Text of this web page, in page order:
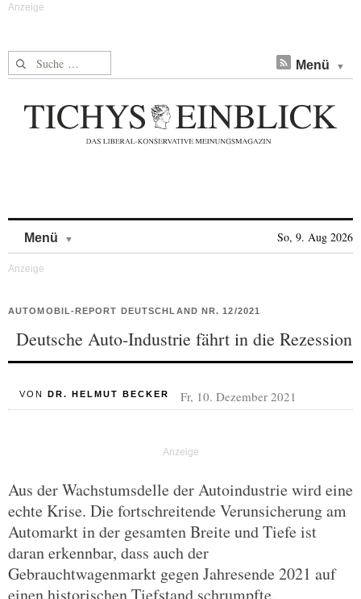
Suche nach: Menü
Menü So, 9. Aug 2026
AUTOMOBIL-REPORT DEUTSCHLAND NR. 12/2021
Deutsche Auto-Industrie fährt in die Rezession
VON DR. HELMUT BECKER Fr, 10. Dezember 2021
Aus der Wachstumsdelle der Autoindustrie wird eine
echte Krise. Die fortschreitende Verunsicherung am
Automarkt in der gesamten Breite und Tiefe ist
daran erkennbar, dass auch der
Gebrauchtwagenmarkt gegen Jahresende 2021 auf
einen historischen Tiefstand schrumpfte.